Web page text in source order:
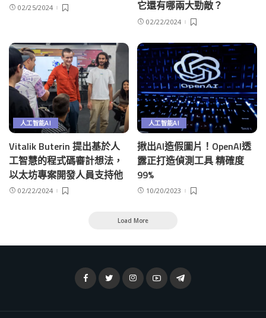
02/25/2024
它還有哪兩大勁敵？
02/22/2024
人工智能AI
Vitalik Buterin 提出基於人
工智慧的程式碼審計想法，
以太坊專案開發人員支持他
02/22/2024
人工智能AI
揪出AI造假圖片！OpenAI透
露正打造偵測工具 精確度
99%
10/20/2023
Load More